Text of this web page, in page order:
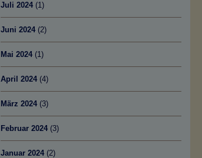
Juli 2024 (1)
Juni 2024 (2)
Mai 2024 (1)
April 2024 (4)
März 2024 (3)
Februar 2024 (3)
Januar 2024 (2)